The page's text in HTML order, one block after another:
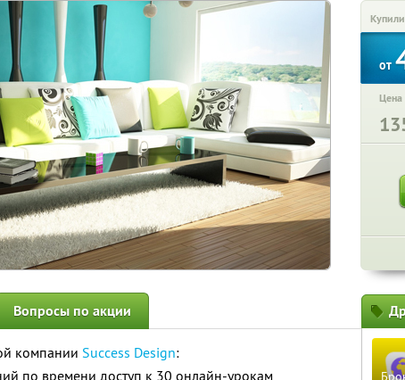
от
Цена
Вопросы по акции
компании Success Design:
по времени доступ к 30 онлайн-урокам